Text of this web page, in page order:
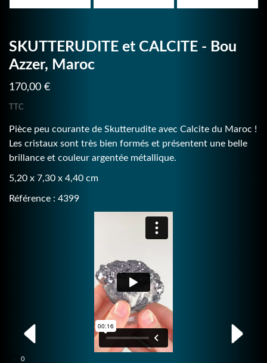
SKUTTERUDITE et CALCITE - Bou
Azzer, Maroc
170,00 €
TTC
Pièce peu courante de Skutterudite avec Calcite du Maroc !
Les cristaux sont très bien formés et présentent une belle
brillance et couleur argentée métallique.
5,20 x 7,30 x 4,40 cm
Référence : 4399
0